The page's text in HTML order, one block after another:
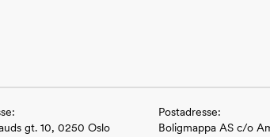
gt. 10, 0250 Oslo
Postadresse:
Boligmappa AS c/o